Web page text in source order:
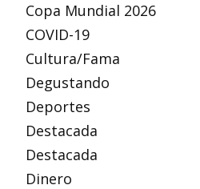
Copa Mundial 2026
COVID-19
Cultura/Fama
Degustando
Deportes
Destacada
Destacada
Dinero